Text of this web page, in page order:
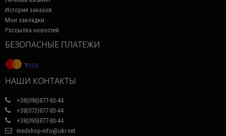
История заказов
Мои закладки
Рассылка новостей
БЕЗОПАСНЫЕ ПЛАТЕЖИ
НАШИ КОНТАКТЫ
+38(096)877-83-44
+38(073)877-83-44
+38(095)877-83-44
medshop-info@ukr.net